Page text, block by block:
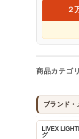
２
商品カテゴリ
ブランド・
LIVEX
グ